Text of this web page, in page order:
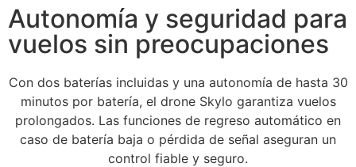
Autonomía y seguridad para
vuelos sin preocupaciones
Con dos baterías incluidas y una autonomía de hasta 30
minutos por batería, el drone Skylo garantiza vuelos
prolongados. Las funciones de regreso automático en
caso de batería baja o pérdida de señal aseguran un
control fiable y seguro.